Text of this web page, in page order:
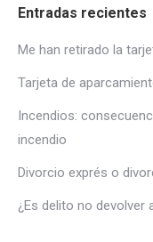
Entradas recientes
Me han retirado la
Tarjeta de
Incendios:
incendio
Divorcio exprés o
¿Es delito no devolver